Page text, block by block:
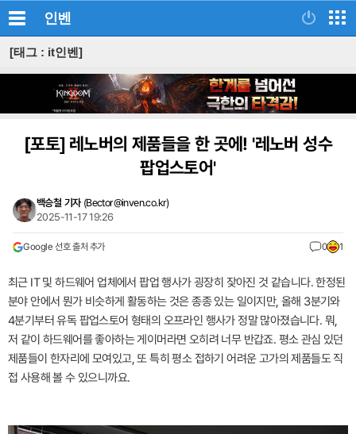
인벤
[태그 : it인벤]
[포토]레노버의 제품들을 한 곳에! '레노버 성수
팝업스토어'
백승철 기자 (Bector@inven.co.kr)
2025-11-17 19:26
Google 선호 출처 추가 0 1
최근 IT 및 하드웨어 업체에서 팝업 행사가 굉장히 잦아진 것 같습니다. 한정된
분야 안에서 뭔가 비슷하게 활동하는 것은 종종 있는 일이지만, 올해 3분기와
4분기부터 유독 팝업스토어 형태의 오프라인 행사가 정말 많아졌습니다. 뭐,
저 같이 하드웨어를 좋아하는 게이머라면 오히려 너무 반갑죠. 평소 관심 있던
제품들이 한자리에 모여있고, 또 특히 평소 접하기 어려운 고가의 제품들도 직
접 사용해 볼 수 있으니까요.